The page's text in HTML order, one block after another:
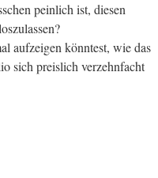
peinlich ist, diesen
aufzeigen könntest, wie das
sich preislich verzehnfacht